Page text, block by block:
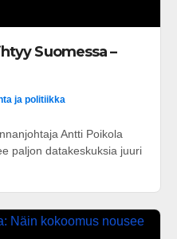
Suomessa –
ja politiikka
Antti Poikola
paljon datakeskuksia juuri